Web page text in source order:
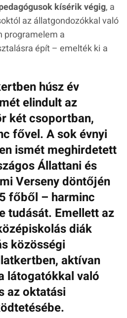
kísérik végig, a
az állatgondozókkal való
programelem a
épít – emelték ki a
húsz év
elindult az
két csoportban,
fővel. A sok évnyi
ismét meghirdetett
Állattani és
Verseny döntőjén
főből – harminc
tudását. Emellett az
diák
közösségi
aktívan
látogatókkal való
az oktatási